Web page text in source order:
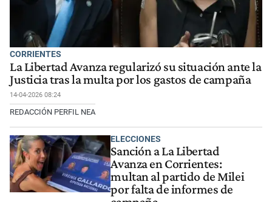
CORRIENTES
La Libertad Avanza regularizó su situación ante la
Justicia tras la multa por los gastos de campaña
14-04-2026 08:24
REDACCIÓN PERFIL NEA
ELECCIONES
Sanción a La Libertad
Avanza en Corrientes:
multan al partido de Milei
por falta de informes de